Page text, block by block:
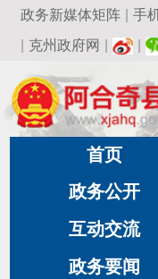
政务新媒体矩阵 | 手机版
克州政府网 | | |
首页
政务公开
互动交流
政务要闻